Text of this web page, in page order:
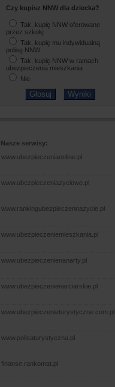
Czy kupisz NNW dla dziecka?
Tak, kupię NNW oferowane
przez szkołę
Tak, kupię mu indywidualną
polisę NNW
Tak, kupię NNW w ramach
ubezpieczenia mieszkania
Nie
Nasze serwisy:
www.ubezpieczeniaonline.pl
www.ubezpieczeniazyciowe.pl
www.rankingubezpieczennazycie.pl
www.ubezpieczeniemieszkania.pl
www.ubezpieczenienanarty.pl
www.ubezpieczenienarciarskie.pl
www.ubezpieczenieturystyczne.com.pl
www.polisaturystyczna.pl
finanse.rankomat.pl